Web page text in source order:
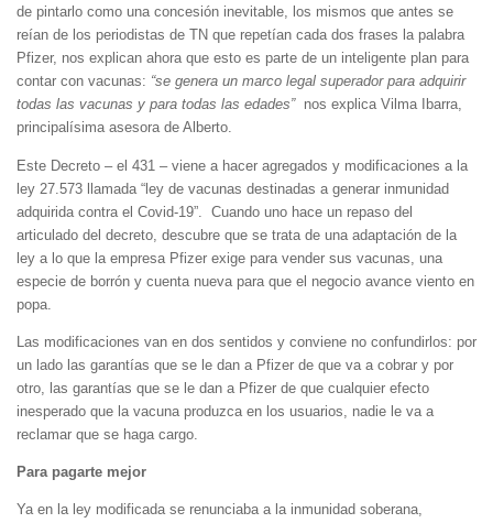
de pintarlo como una concesión inevitable, los mismos que antes se
reían de los periodistas de TN que repetían cada dos frases la palabra
Pfizer, nos explican ahora que esto es parte de un inteligente plan para
contar con vacunas: “se genera un marco legal superador para adquirir
todas las vacunas y para todas las edades”nos explica Vilma Ibarra,
principalísima asesora de Alberto.
Este Decreto – el 431 – viene a hacer agregados y modificaciones a la
ley 27.573 llamada “ley de vacunas destinadas a generar inmunidad
adquirida contra el Covid-19”. Cuando uno hace un repaso del
articulado del decreto, descubre que se trata de una adaptación de la
ley a lo que la empresa Pfizer exige para vender sus vacunas, una
especie de borrón y cuenta nueva para que el negocio avance viento en
popa.
Las modificaciones van en dos sentidos y conviene no confundirlos: por
un lado las garantías que se le dan a Pfizer de que va a cobrar y por
otro, las garantías que se le dan a Pfizer de que cualquier efecto
inesperado que la vacuna produzca en los usuarios, nadie le va a
reclamar que se haga cargo.
Para pagarte mejor
Ya en la ley modificada se renunciaba a la inmunidad soberana,